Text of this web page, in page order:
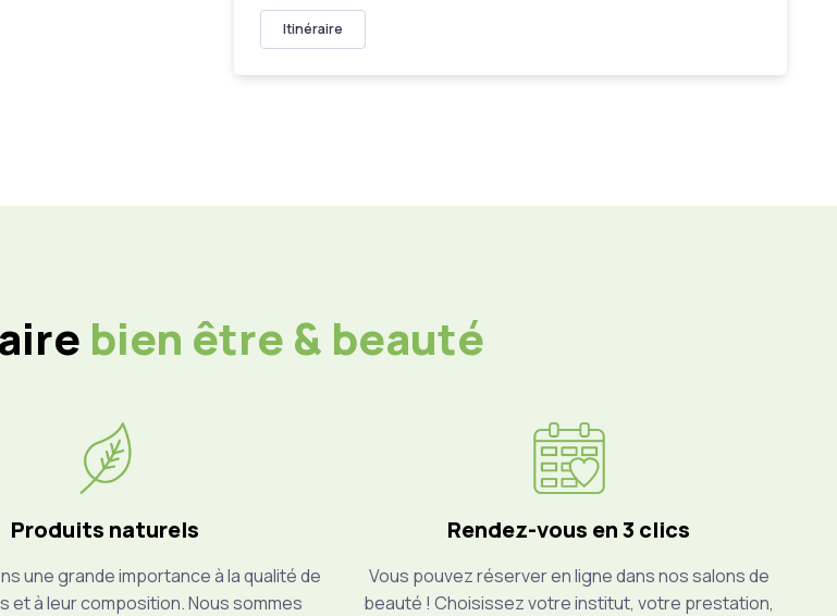
Itinéraire
bien être & beauté
Produits naturels
une grande importance à la qualité de
et à leur composition. Nous sommes
Rendez-vous en 3 clics
Vous pouvez réserver en ligne dans nos salons de
beauté ! Choisissez votre institut, votre prestation,